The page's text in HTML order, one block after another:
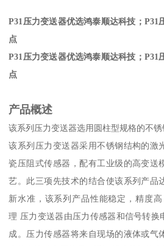
P31压力变送器优选鸿泰顺达科技；P31
点
P31压力变送器优选鸿泰顺达科技；P31
点
产品概述
该系列压力变送器选用圆柱型规格的不锈
该系列压力变送器采用不锈钢结构的激
瓷压阻式传感器，配有工业级的高变送
艺。此三项先技术的结合使该系列产品
新水准，该系列产品性能稳定，精度
理 压力变送器由压力传感器和信号转换
成。压力传感器将来自现场的液体或气